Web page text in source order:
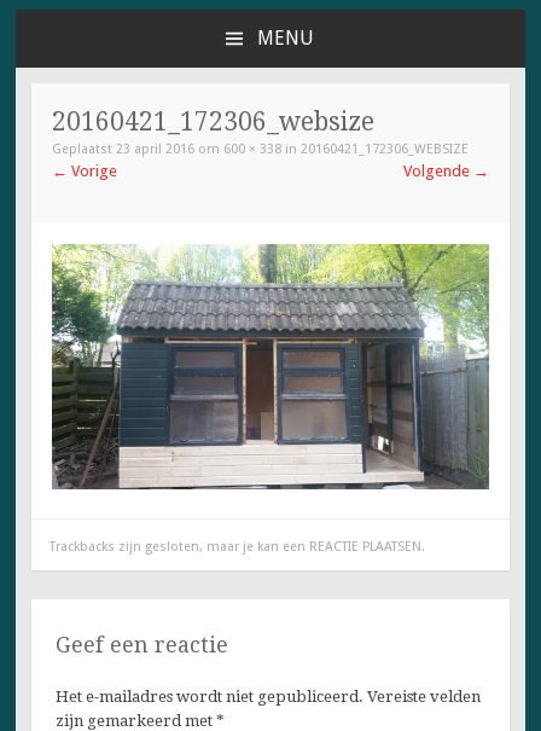
MENU
INHOUD
SPRINGEN
20160421_172306_websize
Geplaatst23 april 2016 om 600 × 338 in20160421_172306_WEBSIZE
← Vorige Volgende →
Trackbacks zijn gesloten, maar je kan een REACTIE PLAATSEN .
Geef een reactie
Het e-mailadres wordt niet gepubliceerd. Vereiste velden
zijn gemarkeerd met *